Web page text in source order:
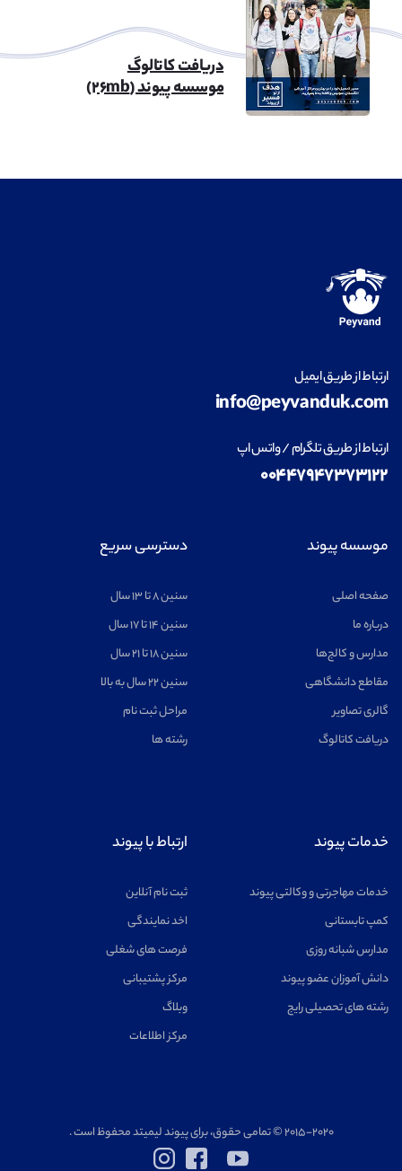
دریافت کاتالوگ
موسسه پیوند (۲۶mb)
ارتباط از طریق ایمیل
info@peyvanduk.com
ارتباط از طریق تلگرام / واتس اپ
۰۰۴۴۷۹۴۷۳۷۳۱۲۲
موسسه پیوند
صفحه اصلی
درباره ما
مدارس و کالج‌ها
مقاطع دانشگاهی
گالری تصاویر
دریافت کاتالوگ
دسترسی سریع
سنین ۸ تا ۱۳ سال
سنین ۱۴ تا ۱۷ سال
سنین ۱۸ تا ۲۱ سال
سنین ۲۲ سال به بالا
مراحل ثبت نام
رشته ها
خدمات پیوند
خدمات مهاجرتی و وکالتی پیوند
کمپ تابستانی
مدارس شبانه روزی
دانش آموزان عضو پیوند
رشته های تحصیلی رایج
ارتباط با پیوند
ثبت نام آنلاین
اخد نمایندگی
فرصت های شغلی
مرکز پشتیبانی
وبلاگ
مرکز اطلاعات
۲۰۱۵-۲۰۲۰ © تمامی حقوق، برای پیوند لیمیتد محفوظ است .